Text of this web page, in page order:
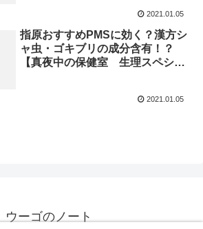
2021.01.05
指原おすすめPMSに効く？漢方シ
ャ虫・ゴキブリの成分含有！？
【真夜中の保健室 生理スペシャ
2021.01.05
ウーゴのノート